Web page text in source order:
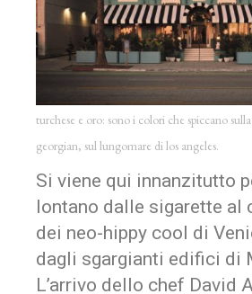
turchese e oro: sono i colori che spiccano
georgian, sul lungomare di los angeles.
Si viene qui innanzitutto
lontano dalle sigarette al
dei neo-hippy cool di
dagli sgargianti edifici di
L’arrivo dello chef David